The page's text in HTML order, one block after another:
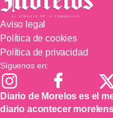
Aviso legal
Política de cookies
Política de privacidad
Síguenos en:
Diario de Morelos es el
diario acontecer